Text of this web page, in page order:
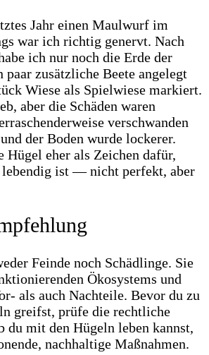
Jahr einen Maulwurf im
war ich richtig genervt. Nach
ich nur noch die Erde der
zusätzliche Beete angelegt
Wiese als Spielwiese markiert.
aber die Schäden waren
verschwanden
der Boden wurde lockerer.
Hügel eher als Zeichen dafür,
lebendig ist — nicht perfekt, aber
Feinde noch Schädlinge. Sie
Ökosystems und
als auch Nachteile. Bevor du zu
greifst, prüfe die rechtliche
du mit den Hügeln leben kannst,
nachhaltige Maßnahmen.